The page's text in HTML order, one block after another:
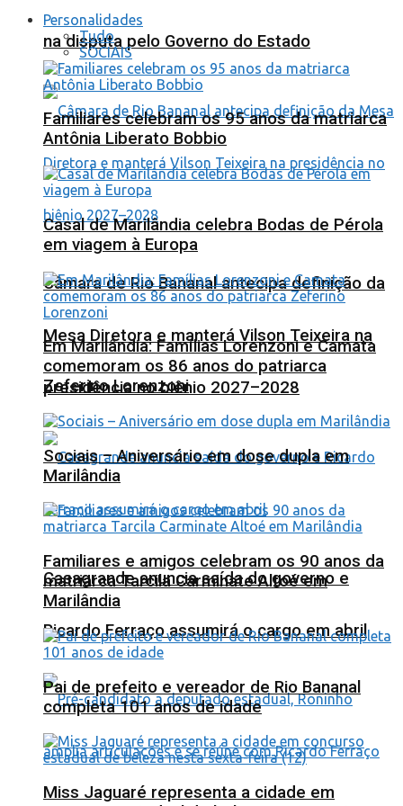
na disputa pelo Governo do Estado
Câmara de Rio Bananal antecipa definição da
Mesa Diretora e manterá Vilson Teixeira na
presidência no biênio 2027–2028
Casagrande anuncia saída do governo e
Ricardo Ferraço assumirá o cargo em abril
Personalidades
Tudo
SOCIAIS
Familiares celebram os 95 anos da matriarca
Antônia Liberato Bobbio
Casal de Marilândia celebra Bodas de Pérola
em viagem à Europa
Em Marilândia: Famílias Lorenzoni e Camata
comemoram os 86 anos do patriarca
Zeferino Lorenzoni
Sociais – Aniversário em dose dupla em
Marilândia
Familiares e amigos celebram os 90 anos da
matriarca Tarcila Carminate Altoé em
Marilândia
Pai de prefeito e vereador de Rio Bananal
completa 101 anos de idade
Miss Jaguaré representa a cidade em